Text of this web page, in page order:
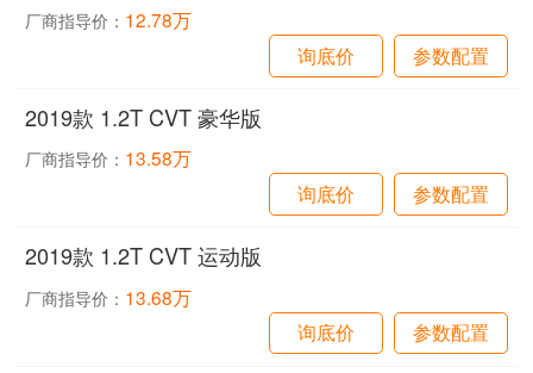
厂商指导价： 12.78万
询底价
参数配置
2019款 1.2T CVT 豪华版
厂商指导价： 13.58万
询底价
参数配置
2019款 1.2T CVT 运动版
厂商指导价： 13.68万
询底价
参数配置